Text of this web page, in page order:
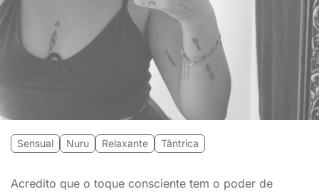
Sensual Nuru Relaxante Tântrica
Acredito que o toque consciente tem o poder de